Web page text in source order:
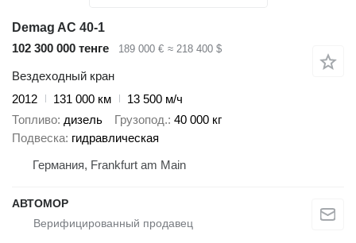
Demag AC 40-1
102 300 000 тенге
189 000 € ≈ 218 400 $
Вездеходный кран
2012
131 000 км
13 500 м/ч
Топливо дизель Грузопод. 40 000 кг
Подвеска гидравлическая
Германия, Frankfurt am Main
АВТОМОР